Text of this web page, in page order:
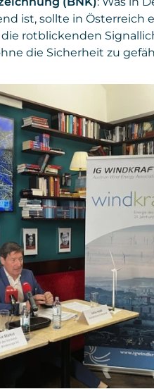
ist, sollte in Österreich
rotblickenden
die Sicherheit zu